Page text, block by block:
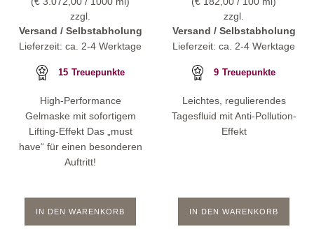
zzgl.
Versand / Selbstabholung
Lieferzeit: ca. 2-4 Werktage
15 Treuepunkte
High-Performance
Gelmaske mit sofortigem
Lifting-Effekt Das „must
have“ für einen besonderen
Auftritt!
IN DEN WARENKORB
zzgl.
Versand / Selbstabholung
Lieferzeit: ca. 2-4 Werktage
9 Treuepunkte
Leichtes, regulierendes
Tagesfluid mit Anti-Pollution-
Effekt
IN DEN WARENKORB